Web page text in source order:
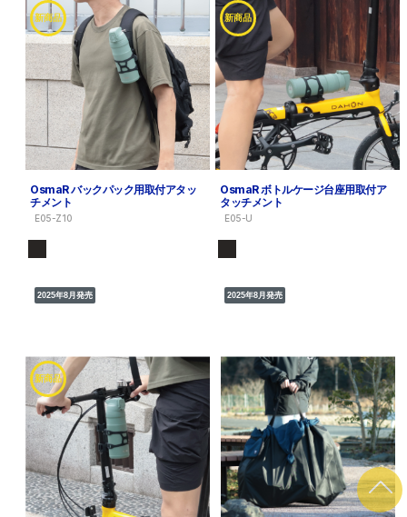
新商品
OsmaR バックパック用取付アタッ
チメント
E05-Z10
2025年8月発売
新商品
OsmaR ボトルケージ台座用取付ア
タッチメント
E05-U
2025年8月発売
新商品